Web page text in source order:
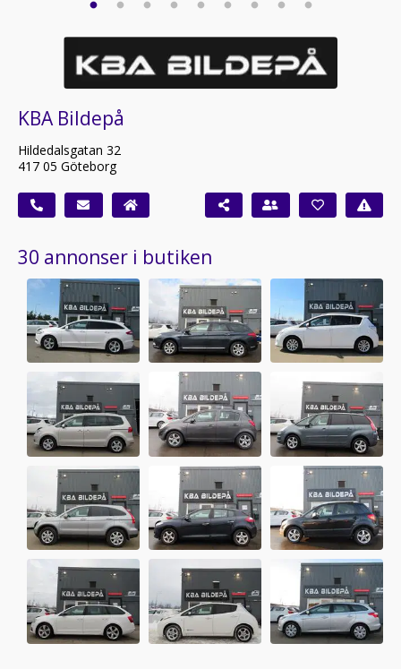
KBA Bildepå
Hildedalsgatan 32
417 05 Göteborg
30 annonser i butiken